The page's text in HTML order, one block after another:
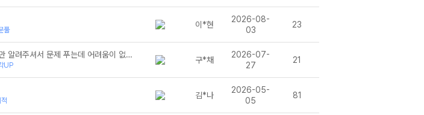
Make it Complete : 6시간으로 끝내는 중간고사 직전대비 - 1학기 중간고사 90점 뚫기
it 씨뮬- 5강으로 끝내는 고1 3월 학력평가 대비 (+ 변형 모의고사)
it 씨뮬- 5강으로 끝내는 고2 3월 학력평가 대비 (+ 변형 모의고사)
수학1 동아] 재은쌤의 교과서 읽어주는 수학
it LIGHT : 공통수학2 개념완성 (22 개정 교육과정)
it LIGHT : 공통수학1 개념완성 (22 개정 교육과정)
풀
이*현
2026-08-
03
23
설명이 너무 깔끔하고 진짜 딱 필요한 내용만 알려주셔서 문제 푸는데 어려움이 없어요!
UP
구*채
2026-07-
27
21
김*나
2026-05-
05
81